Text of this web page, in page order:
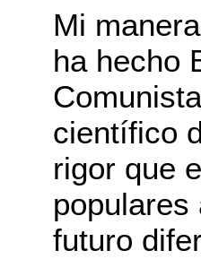
Mi
ha hecho
científico
rigor que
populares
futuro